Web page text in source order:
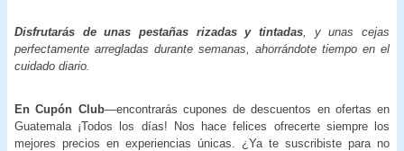
Disfrutarás de unas pestañas rizadas y tintadas , y unas cejas
perfectamente arregladas durante semanas, ahorrándote tiempo en el
cuidado diario.
En Cupón Club—encontrarás cupones de descuentos en ofertas en
Guatemala ¡Todos los días! Nos hace felices ofrecerte siempre los
mejores precios en experiencias únicas. ¿Ya te suscribiste para no